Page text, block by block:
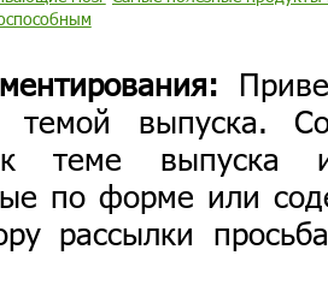
темой выпуска.
к теме выпуска
по форме или
рассылки